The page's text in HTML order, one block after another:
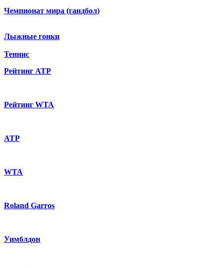
Чемпионат мира (гандбол)
Лыжные гонки
Теннис
Рейтинг ATP
Рейтинг WTA
ATP
WTA
Roland Garros
Уимблдон